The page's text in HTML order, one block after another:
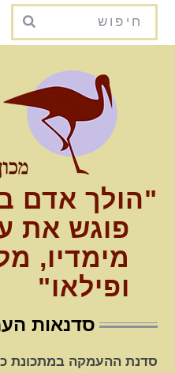
"הולך אדם
פוגש את
מימדיו,
ופילאו"
סדנאות
סדנת ההעמקה במתכונת